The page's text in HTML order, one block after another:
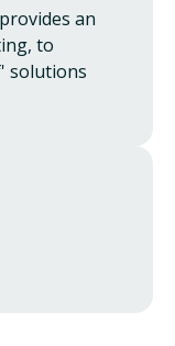
an
to
solutions